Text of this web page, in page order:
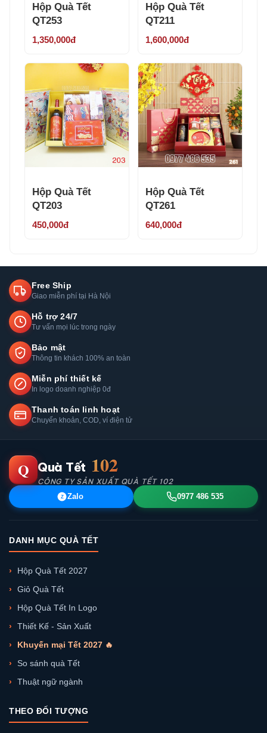
Hộp Quà Tết
QT253
1,350,000đ
Hộp Quà Tết
QT211
1,600,000đ
Hộp Quà Tết
QT203
450,000đ
Hộp Quà Tết
QT261
640,000đ
Free Ship
Giao miễn phí tại Hà Nội
Hỗ trợ 24/7
Tư vấn mọi lúc trong ngày
Bảo mật
Thông tin khách 100% an toàn
Miễn phí thiết kế
In logo doanh nghiệp 0đ
Thanh toán linh hoạt
Chuyển khoản, COD, ví điện tử
Q Quà Tết 102
CÔNG TY SẢN XUẤT QUÀ TẾT 102
Z Zalo 0977 486 535
DANH MỤC QUÀ TẾT
Hộp Quà Tết 2027
Giỏ Quà Tết
Hộp Quà Tết In Logo
Thiết Kế - Sản Xuất
Khuyến mại Tết 2027 🔥
So sánh quà Tết
Thuật ngữ ngành
THEO ĐỐI TƯỢNG